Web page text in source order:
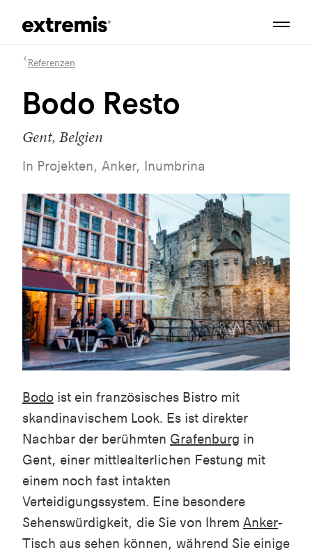
Referenzen
Bodo Resto
Gent, Belgien
In Projekten, Anker, Inumbrina
Bodo ist ein französisches Bistro mit
skandinavischem Look. Es ist direkter
Nachbar der berühmten Grafenburg in
Gent, einer mittlealterlichen Festung mit
einem noch fast intakten
Verteidigungssystem. Eine besondere
Sehenswürdigkeit, die Sie von Ihrem Anker-
Tisch aus sehen können, während Sie einige